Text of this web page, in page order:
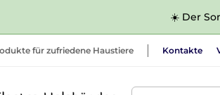
☀️ Der
für zufriedene Haustiere Kontakte